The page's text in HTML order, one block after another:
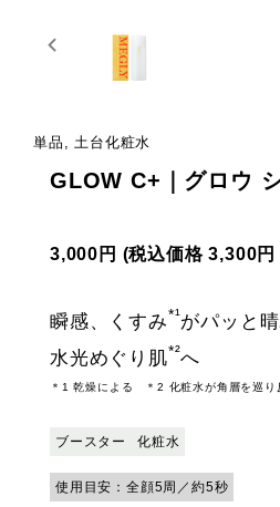
単品, 土台化粧水
GLOW C+｜グロウ
3,000円 (税込価格3,300円
瞬感、くすみ*¹がパッと晴
水光めぐり肌*²へ
＊1 乾燥による ＊2 化粧水が角層を巡り
ブースター 化粧水
使用目安：全顔5周／約5秒